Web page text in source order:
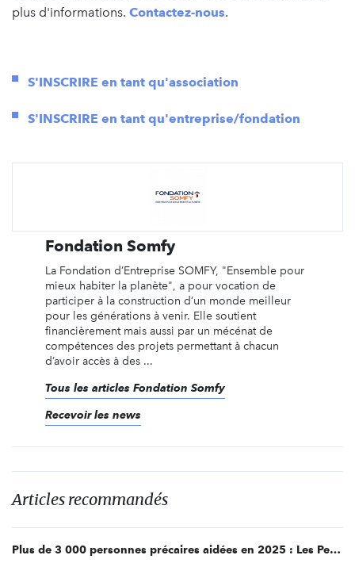
plus d'informations. Contactez-nous.
S'INSCRIRE en tant qu'association
S'INSCRIRE en tant qu'entreprise/fondation
Fondation Somfy
La Fondation d’Entreprise SOMFY, "Ensemble pour
mieux habiter la planète", a pour vocation de
participer à la construction d’un monde meilleur
pour les générations à venir. Elle soutient
financièrement mais aussi par un mécénat de
compétences des projets permettant à chacun
d’avoir accès à des ...
Tous les articles Fondation Somfy
Recevoir les news
Articles recommandés
Plus de 3 000 personnes précaires aidées en 2025 : Les Petites Pierres dévoile son étude d’impact